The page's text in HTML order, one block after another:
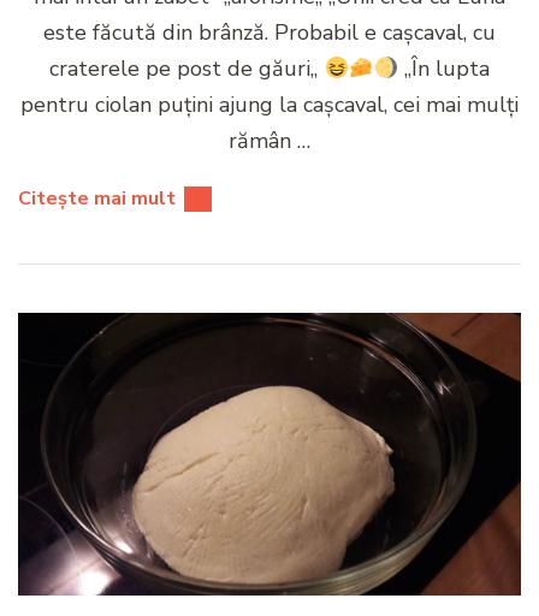
este făcută din brânză. Probabil e caşcaval, cu
craterele pe post de găuri,,
,,În lupta
pentru ciolan puţini ajung la caşcaval, cei mai mulţi
rămân …
Citește mai mult